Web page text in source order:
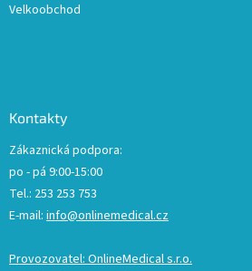
Velkoobchod
Kontakty
Zákaznická podpora:
po - pá 9:00-15:00
Tel.: 253 253 753
E-mail: info@onlinemedical.cz
Provozovatel: OnlineMedical s.r.o.